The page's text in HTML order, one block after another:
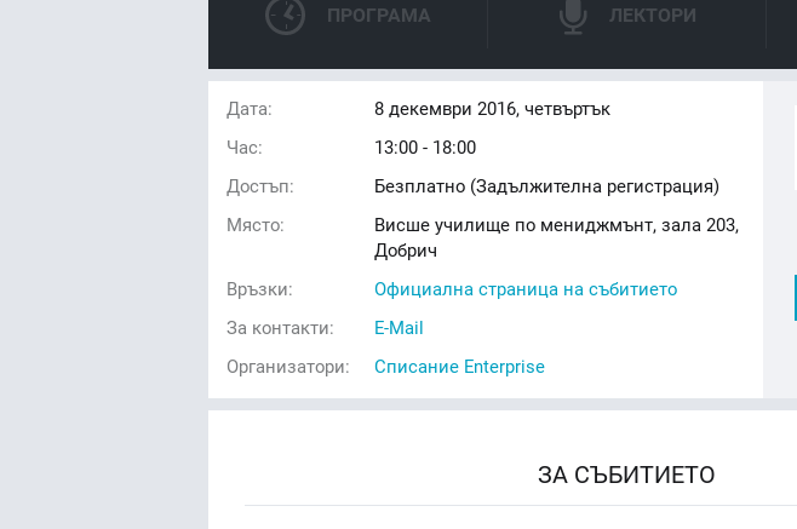
ПРОГРАМА ЛЕКТОРИ
Дата: 8 декември 2016, четвъртък
Час:
13:00 - 18:00
Достъп:
Безплатно (Задължителна регистрация)
Място:
Висше училище по мениджмънт, зала 203,
Добрич
Връзки:
Официална страница на събитието
За контакти:
E-Mail
Организатори:
Списание Enterprise
ЗА СЪБИТИЕТО